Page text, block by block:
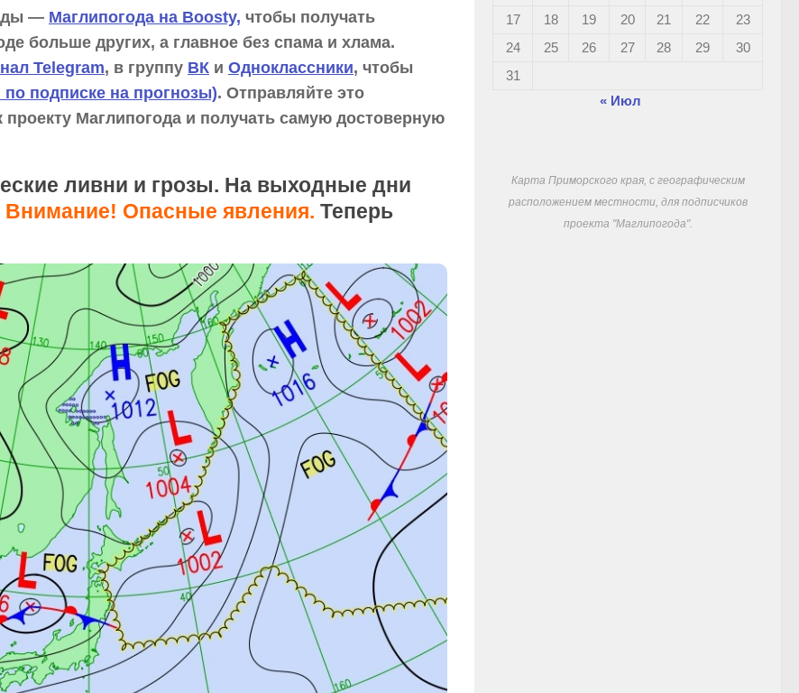
— Маглипогода на Boosty, чтобы получать
больше других, а главное без спама и хлама.
Telegram, в группу ВК и Одноклассники, чтобы
подписке на прогнозы). Отправляйте это
Маглипогода и получать самую достоверную
ливни и грозы. На выходные дни
Внимание! Опасные явления. Теперь
17
18 19 20 21 22
23
24
25 26 27 28 29
30
31
« Июл
Карта Приморского края, с географическим
расположением местности, для подписчиков
проекта "Маглипогода".